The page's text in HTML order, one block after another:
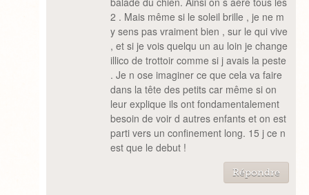
2 . Mais même si le soleil brille , je ne m
y sens pas vraiment bien , sur le qui vive
, et si je vois quelqu un au loin je change
illico de trottoir comme si j avais la peste
. Je n ose imaginer ce que cela va faire
dans la tête des petits car même si on
leur explique ils ont fondamentalement
besoin de voir d autres enfants et on est
parti vers un confinement long. 15 j ce n
est que le debut !
Répondre